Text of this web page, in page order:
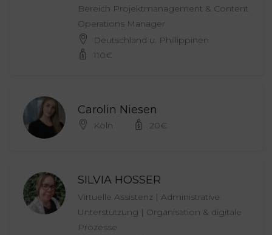
Bereich Projektmanagement & Content
Operations Manager
Deutschland u. Phillippinen
110€
Carolin Niesen
Köln 20€
SILVIA HOSSER
Virtuelle Assistenz | Administrative
Unterstützung | Organisation & digitale
Prozesse